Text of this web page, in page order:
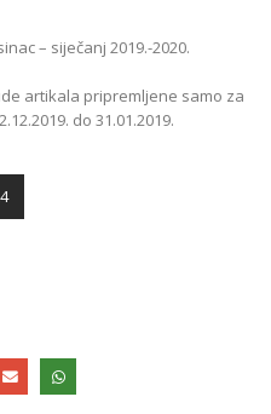
– siječanj 2019.-2020.
artikala pripremljene samo za
do 31.01.2019.
15/01/2025
Podloge za EGGER
podove